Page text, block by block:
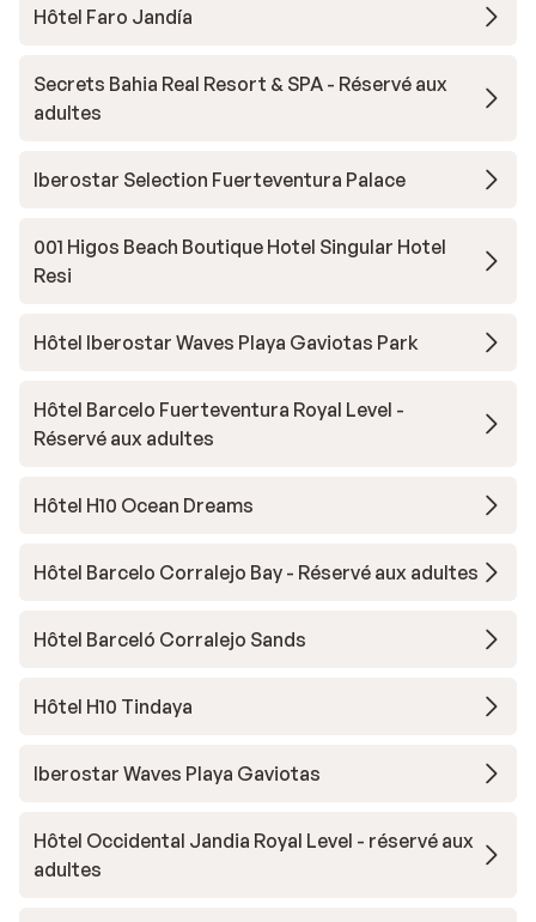
Hôtel Faro Jandía
Secrets Bahia Real Resort & SPA - Réservé aux
adultes
Iberostar Selection Fuerteventura Palace
001 Higos Beach Boutique Hotel Singular Hotel
Resi
Hôtel Iberostar Waves Playa Gaviotas Park
Hôtel Barcelo Fuerteventura Royal Level -
Réservé aux adultes
Hôtel H10 Ocean Dreams
Hôtel Barcelo Corralejo Bay - Réservé aux adultes
Hôtel Barceló Corralejo Sands
Hôtel H10 Tindaya
Iberostar Waves Playa Gaviotas
Hôtel Occidental Jandia Royal Level - réservé aux
adultes